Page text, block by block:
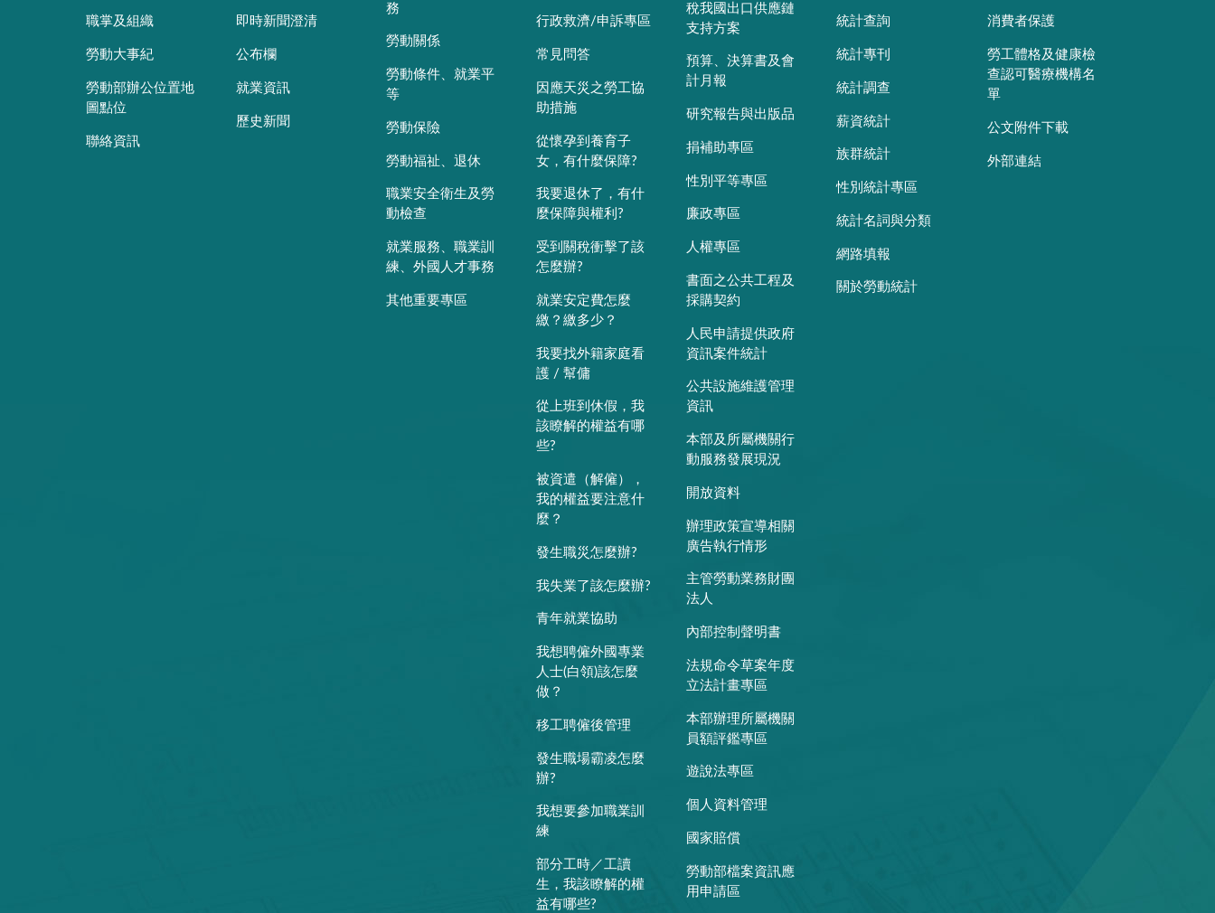
職掌及組織
勞動大事紀
勞動部辦公位置地
圖點位
聯絡資訊
即時新聞澄清
公布欄
就業資訊
歷史新聞
務
勞動關係
勞動條件、就業平
等
勞動保險
勞動福祉、退休
職業安全衛生及勞
動檢查
就業服務、職業訓
練、外國人才事務
其他重要專區
行政救濟/申訴專區
常見問答
因應天災之勞工協
助措施
從懷孕到養育子
女，有什麼保障?
我要退休了，有什
麼保障與權利?
受到關稅衝擊了該
怎麼辦?
就業安定費怎麼
繳？繳多少？
我要找外籍家庭看
護 / 幫傭
從上班到休假，我
該瞭解的權益有哪
些?
被資遣（解僱），
我的權益要注意什
麼？
發生職災怎麼辦?
我失業了該怎麼辦?
青年就業協助
我想聘僱外國專業
人士(白領)該怎麼
做？
移工聘僱後管理
發生職場霸凌怎麼
辦?
我想要參加職業訓
練
部分工時／工讀
生，我該瞭解的權
益有哪些?
稅我國出口供應鏈
支持方案
預算、決算書及會
計月報
研究報告與出版品
捐補助專區
性別平等專區
廉政專區
人權專區
書面之公共工程及
採購契約
人民申請提供政府
資訊案件統計
公共設施維護管理
資訊
本部及所屬機關行
動服務發展現況
開放資料
辦理政策宣導相關
廣告執行情形
主管勞動業務財團
法人
內部控制聲明書
法規命令草案年度
立法計畫專區
本部辦理所屬機關
員額評鑑專區
遊說法專區
個人資料管理
國家賠償
勞動部檔案資訊應
用申請區
統計查詢
統計專刊
統計調查
薪資統計
族群統計
性別統計專區
統計名詞與分類
網路填報
關於勞動統計
消費者保護
勞工體格及健康檢
查認可醫療機構名
單
公文附件下載
外部連結